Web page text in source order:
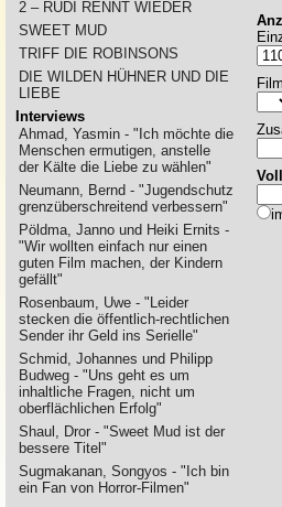
2 – RUDI RENNT WIEDER
SWEET MUD
TRIFF DIE ROBINSONS
DIE WILDEN HÜHNER UND DIE
LIEBE
Interviews
Ahmad, Yasmin - "Ich möchte die
Menschen ermutigen, anstelle
der Kälte die Liebe zu wählen"
Neumann, Bernd - "Jugendschutz
grenzüberschreitend verbessern"
Pöldma, Janno und Heiki Ernits -
"Wir wollten einfach nur einen
guten Film machen, der Kindern
gefällt"
Rosenbaum, Uwe - "Leider
stecken die öffentlich-rechtlichen
Sender ihr Geld ins Serielle"
Schmid, Johannes und Philipp
Budweg - "Uns geht es um
inhaltliche Fragen, nicht um
oberflächlichen Erfolg"
Shaul, Dror - "Sweet Mud ist der
bessere Titel"
Sugmakanan, Songyos - "Ich bin
ein Fan von Horror-Filmen"